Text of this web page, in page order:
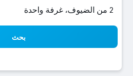
2 من الضيوف، غرفة واحدة
بحث